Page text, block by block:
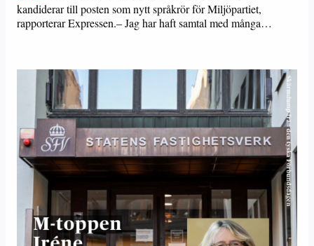
kandiderar till posten som nytt språkrör för Miljöpartiet,
rapporterar Expressen.– Jag har haft samtal med många…